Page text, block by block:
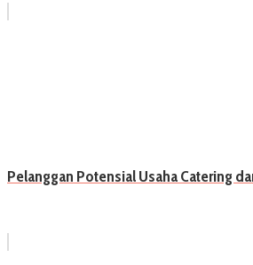
Pelanggan Potensial Usaha Catering